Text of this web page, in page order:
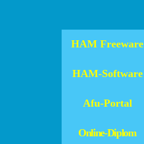
HAM Freeware
HAM-Software
Afu-Portal
Online-Diplom